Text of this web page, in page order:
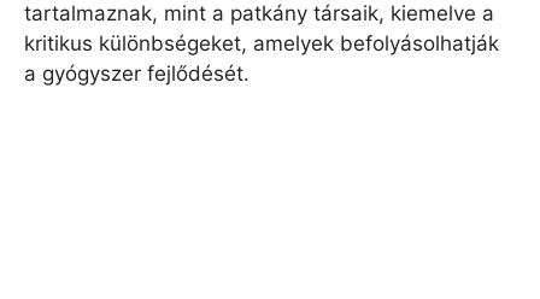
tartalmaznak, mint a patkány társaik, kiemelve a
kritikus különbségeket, amelyek befolyásolhatják
a gyógyszer fejlődését.